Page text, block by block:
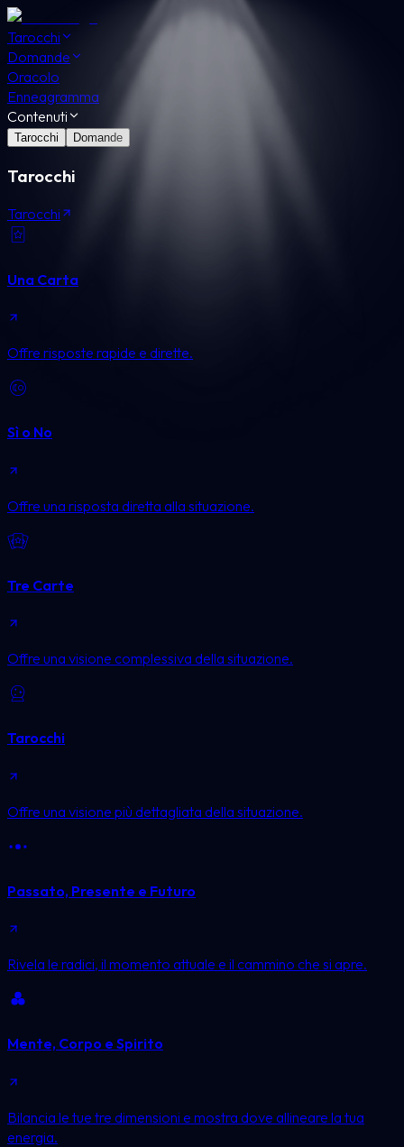
Tarocchi
Domande
Oracolo
Enneagramma
Contenuti
Tarocchi Domande
Tarocchi
Tarocchi
Una Carta
Offre risposte rapide e dirette.
Sì o No
Offre una risposta diretta alla situazione.
Tre Carte
Offre una visione complessiva della situazione.
Tarocchi
Offre una visione più dettagliata della situazione.
Passato, Presente e Futuro
Rivela le radici, il momento attuale e il cammino che si apre.
Mente, Corpo e Spirito
Bilancia le tue tre dimensioni e mostra dove allineare la tua
energia.